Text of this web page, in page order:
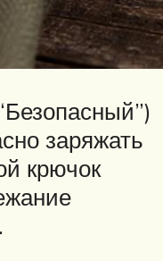
заряжать
крючок